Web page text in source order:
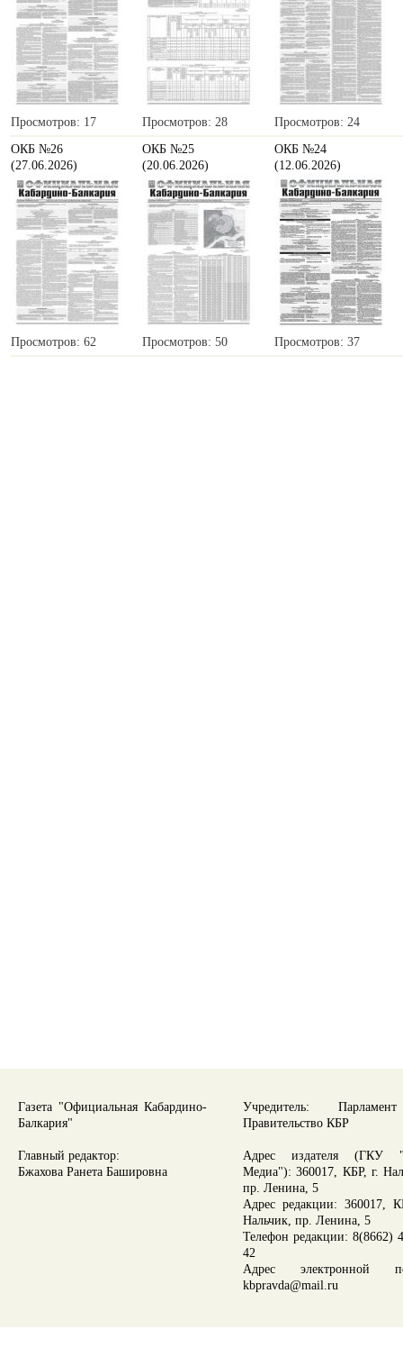
Просмотров: 17 Просмотров: 28
Просмотров: 24
ОКБ №26
(27.06.2026)
Просмотров: 62
ОКБ №25
(20.06.2026)
Просмотров: 50
ОКБ №24
(12.06.2026)
Просмотров: 37
Газета "Официальная Кабардино-
Балкария"
Главный редактор:
Бжахова Ранета Башировна
Учредитель:
Правительство КБР
Адрес издателя (ГКУ
Медиа"): 360017, КБР, г.
пр. Ленина, 5
Адрес редакции: 360017,
Нальчик, пр. Ленина, 5
Телефон редакции: 8(8662)
42
Адрес электронной
kbpravda@mail.ru